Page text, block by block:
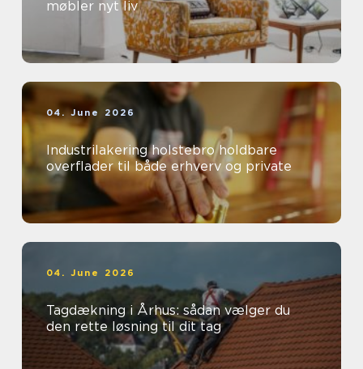
møbler nyt liv
04. June 2026
Industrilakering holstebro holdbare
overflader til både erhverv og private
04. June 2026
Tagdækning i Århus: sådan vælger du
den rette løsning til dit tag